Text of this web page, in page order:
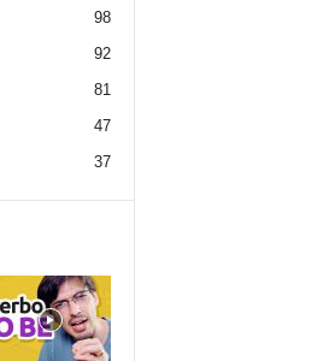
98
92
81
47
37